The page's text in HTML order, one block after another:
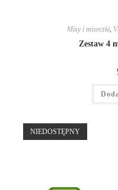
Misy i miseczki,
Zestaw 4
NIEDOSTĘPNY